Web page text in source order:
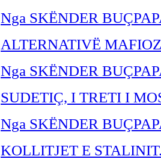
Nga SKËNDER
ALTERNATIVË
Nga SKËNDER BU
SUDETIÇ, I TRETI I
Nga SKËNDER
KOLLITJET E